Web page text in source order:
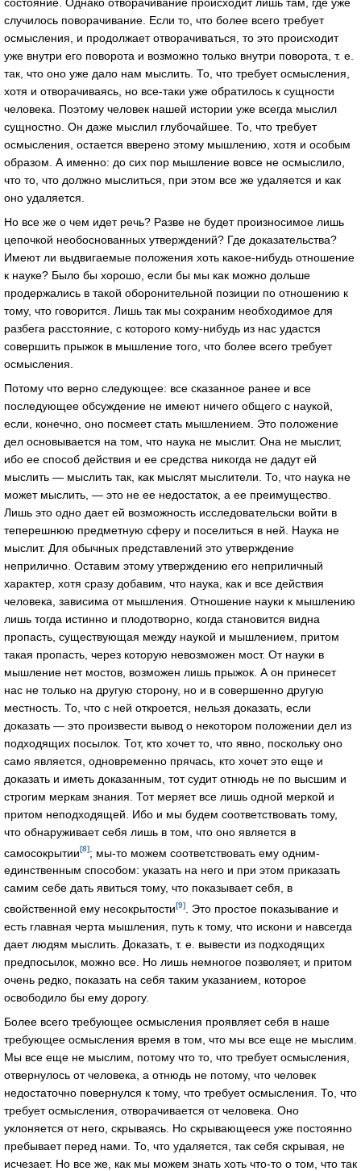
случилось поворачивание. Если то, что более всего требует
осмысления, и продолжает отворачиваться, то это происходит
уже внутри его поворота и возможно только внутри поворота, т. е.
так, что оно уже дало нам мыслить. То, что требует осмысления,
хотя и отворачиваясь, но все-таки уже обратилось к сущности
человека. Поэтому человек нашей истории уже всегда мыслил
сущностно. Он даже мыслил глубочайшее. То, что требует
осмысления, остается вверено этому мышлению, хотя и особым
образом. А именно: до сих пор мышление вовсе не осмыслило,
что то, что должно мыслиться, при этом все же удаляется и как
оно удаляется.
Но все же о чем идет речь? Разве не будет произносимое лишь
цепочкой необоснованных утверждений? Где доказательства?
Имеют ли выдвигаемые положения хоть какое-нибудь отношение
к науке? Было бы хорошо, если бы мы как можно дольше
продержались в такой оборонительной позиции по отношению к
тому, что говорится. Лишь так мы сохраним необходимое для
разбега расстояние, с которого кому-нибудь из нас удастся
совершить прыжок в мышление того, что более всего требует
осмысления.
Потому что верно следующее: все сказанное ранее и все
последующее обсуждение не имеют ничего общего с наукой,
если, конечно, оно посмеет стать мышлением. Это положение
дел основывается на том, что наука не мыслит. Она не мыслит,
ибо ее способ действия и ее средства никогда не дадут ей
мыслить — мыслить так, как мыслят мыслители. То, что наука не
может мыслить, — это не ее недостаток, а ее преимущество.
Лишь это одно дает ей возможность исследовательски войти в
теперешнюю предметную сферу и поселиться в ней. Наука не
мыслит. Для обычных представлений это утверждение
неприлично. Оставим этому утверждению его неприличный
характер, хотя сразу добавим, что наука, как и все действия
человека, зависима от мышления. Отношение науки к мышлению
лишь тогда истинно и плодотворно, когда становится видна
пропасть, существующая между наукой и мышлением, притом
такая пропасть, через которую невозможен мост. От науки в
мышление нет мостов, возможен лишь прыжок. А он принесет
нас не только на другую сторону, но и в совершенно другую
местность. То, что с ней откроется, нельзя доказать, если
доказать — это произвести вывод о некотором положении дел из
подходящих посылок. Тот, кто хочет то, что явно, поскольку оно
само является, одновременно прячась, кто хочет это еще и
доказать и иметь доказанным, тот судит отнюдь не по высшим и
строгим меркам знания. Тот меряет все лишь одной меркой и
притoм неподходящей. Ибо и мы будем соответствовать тому,
что обнаруживает себя лишь в том, что оно является в
самосокрытии[8]; мы-то можем соответствовать ему одним-
единственным способом: указать на него и при этом приказать
самим себе дать явиться тому, что показывает себя, в
свойственной ему несокрытости[9]
. Это простое показывание и
есть главная черта мышления, путь к тому, что искони и навсегда
дает людям мыслить. Доказать, т. е. вывести из подходящих
предпосылок, можно все. Но лишь немногое позволяет, и притом
очень редко, показать на себя таким указанием, которое
освободило бы ему дорогу.
Более всего требующее осмысления проявляет себя в наше
требующее осмысления время в том, что мы все еще не мыслим.
Мы все еще не мыслим, потому что то, что требует осмысления,
отвернулось от человека, а отнюдь не потому, что человек
недостаточно повернулся к тому, что требует осмысления. То, что
требует осмысления, отворачивается от человека. Оно
уклоняется от него, скрываясь. Но скрывающееся уже постоянно
пребывает перед нами. То, что удаляется, так себя скрывая, не
исчезает. Но все же, как мы можем знать хоть что-то о том, что так